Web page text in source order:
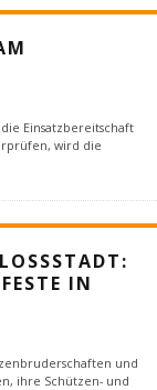
Einsatzbereitschaft
wird die
IN
und
ihre Schützen- und